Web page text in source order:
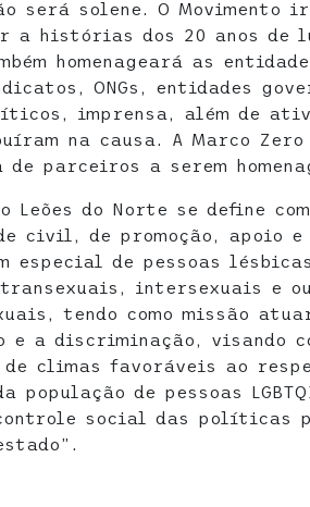
será solene. O Movimento
a histórias dos 20 anos de
homenageará as
ONGs, entidades
imprensa, além de
na causa. A Marco
parceiros a serem
Leões do Norte se define
civil, de promoção, apoio
especial de pessoas
intersexuais e
tendo como missão
e a discriminação, visando
de climas favoráveis ao
população de pessoas
social das políticas